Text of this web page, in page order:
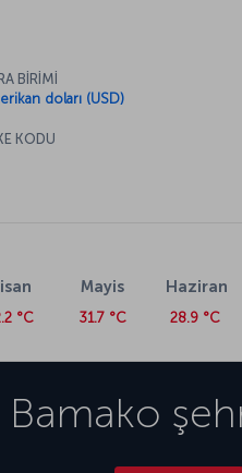
BİRİMİ
doları (USD)
KODU
°C
Mayis
31.7 °C
Haziran
28.9 °C
Bamako